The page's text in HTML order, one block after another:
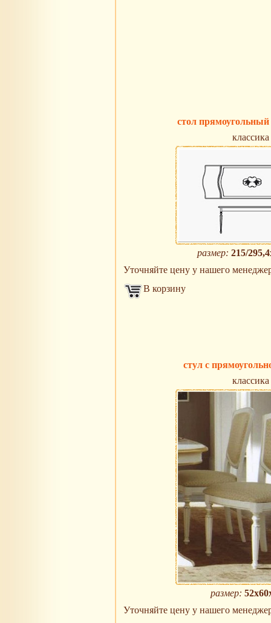
стол
классика
размер: 215/
Уточняйте цену у нашего
В корзину
стул с
классика
размер:
Уточняйте цену у нашего